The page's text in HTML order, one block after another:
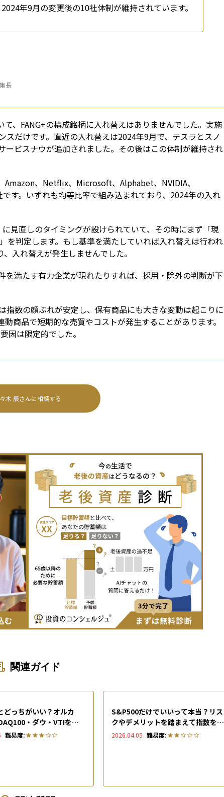
年9月の変更後の10社体制が維持されています。
長
、FANG+の構成銘柄に入れ替えはありませんでした。実施
だけです。直近の入れ替えは2024年9月で、テスラとスノ
ビスナウが追加されました。その後はこの体制が維持され
、Netflix、Microsoft、Alphabet、NVIDIA、
。いずれも均等比率で組み込まれており、2024年の入れ
見直しのタイミングが設けられていて、その時にまず「現
を判定します。もし基準を満たしていれば入れ替えは行われ
入れ替えが発生しませんでした。
満たす有力企業が現れたりすれば、採用・除外の判断が下
数の顔ぶれが安定し、保有商品にも大きな変動は起こりに
商品で短期的な売買やコストが発生することがあります。
因は限定的でした。
木 辰さんに相談する
関連ガイド
どっちがいい？オルカ
・ダウ・VTIを徹
難易度:
S&P500だけでいいって本当？リス
クやデメリットを踏まえて指数を正
しく活用する方法を徹底解説
2026.04.05 難易度: